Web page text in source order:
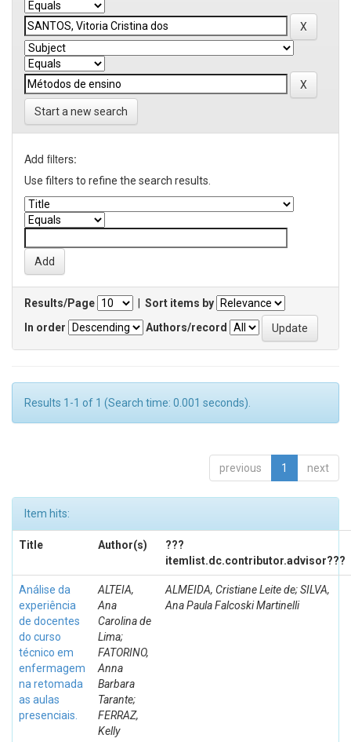
Start a new search
Add filters:
Use filters to refine the search results.
Results/Page
Sort items by
In order
Authors/record
Results 1-1 of 1 (Search time: 0.001 seconds).
previous 1 next
Item hits:
Title Author(s)
???
itemlist.dc.contributor.advisor???
Análise da
experiência
de docentes
do curso
técnico em
enfermagem
na retomada
as aulas
presenciais.
ALTEIA,
Ana
Carolina de
Lima;
FATORINO,
Anna
Barbara
Tarante;
FERRAZ,
Kelly
ALMEIDA, Cristiane Leite de; SILVA,
Ana Paula Falcoski Martinelli